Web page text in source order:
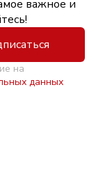
важное и
на
данных